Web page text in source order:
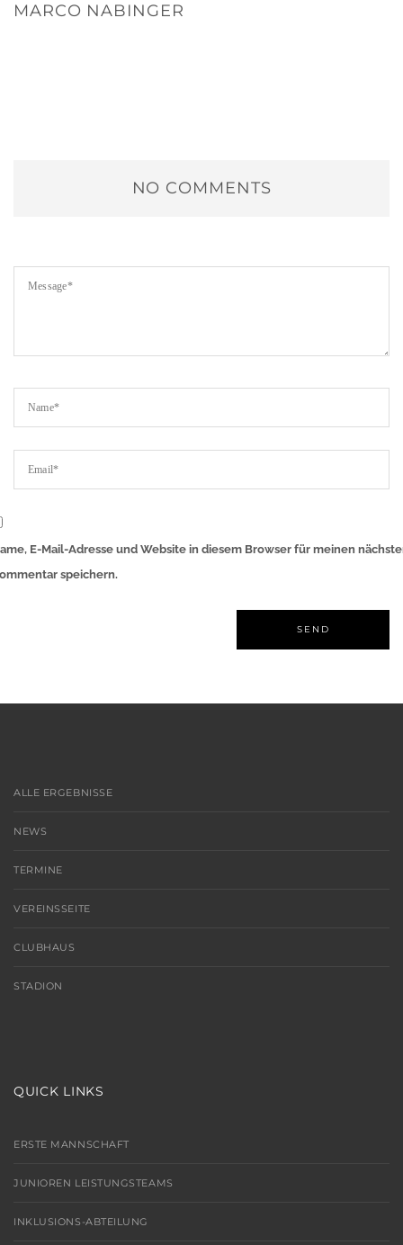
MARCO NABINGER
NO COMMENTS
E-Mail-Adresse und Website in diesem Browser für meinen
speichern.
ALLE ERGEBNISSE
NEWS
TERMINE
VEREINSSEITE
CLUBHAUS
STADION
QUICK LINKS
ERSTE MANNSCHAFT
JUNIOREN LEISTUNGSTEAMS
INKLUSIONS-ABTEILUNG